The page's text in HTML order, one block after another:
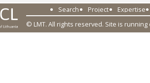
Search Project Expertise
© LMT. All rights reserved. Site is running